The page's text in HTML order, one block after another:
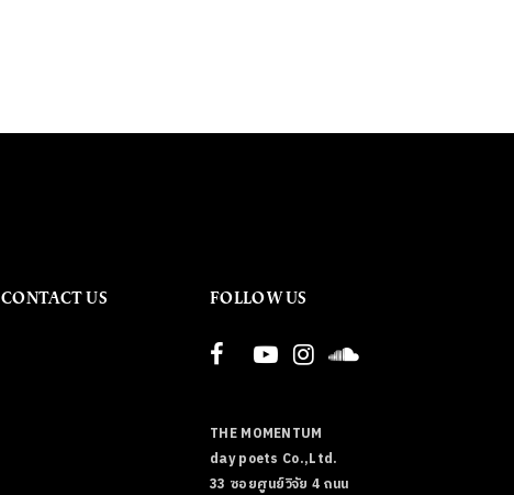
CONTACT US FOLLOW US
THE MOMENTUM
day poets Co.,Ltd.
33 ซอยศูนย์วิจัย 4 ถนน